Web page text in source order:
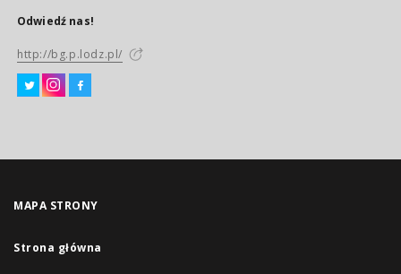
Odwiedź nas!
http://bg.p.lodz.pl/
MAPA STRONY
Strona główna